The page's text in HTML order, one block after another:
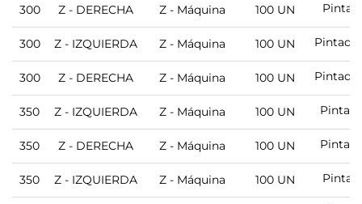
300 Z - DERECHA Z - Máquina 100 UN
300 Z - IZQUIERDA Z - Máquina 100 UN
300 Z - DERECHA Z - Máquina 100 UN
350 Z - IZQUIERDA Z - Máquina 100 UN
350 Z - DERECHA Z - Máquina 100 UN
350 Z - IZQUIERDA Z - Máquina 100 UN